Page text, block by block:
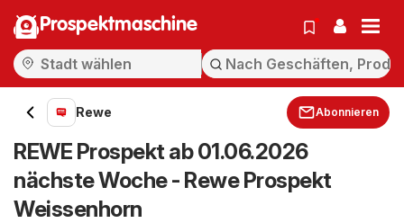
Prospektmaschine
Rewe Abonnieren
REWE Prospekt ab 01.06.2026
nächste Woche - Rewe Prospekt
Weissenhorn